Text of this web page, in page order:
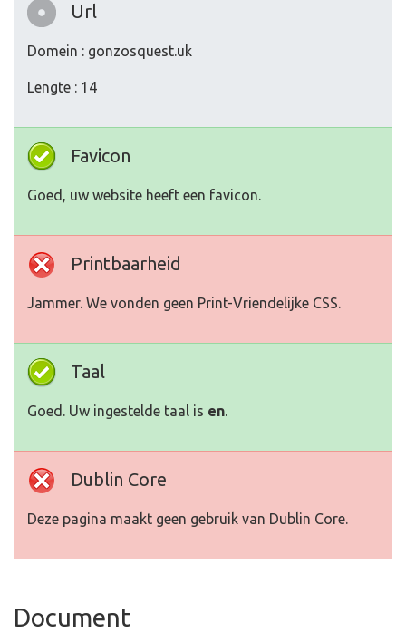
Url
Domein : gonzosquest.uk
Lengte : 14
Favicon
Goed, uw website heeft een favicon.
Printbaarheid
Jammer. We vonden geen Print-Vriendelijke CSS.
Taal
Goed. Uw ingestelde taal is en.
Dublin Core
Deze pagina maakt geen gebruik van Dublin Core.
Document